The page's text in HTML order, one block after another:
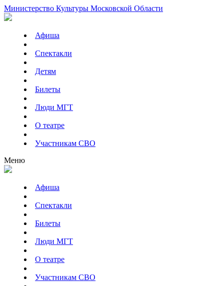
Министерство Культуры Московской Области
Афиша
Спектакли
Детям
Билеты
Люди МГТ
О театре
Участникам СВО
Меню
Афиша
Спектакли
Билеты
Люди МГТ
О театре
Участникам СВО